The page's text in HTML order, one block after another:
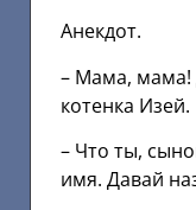
Анекдот.
– Мама, мама!
котенка Изей.
– Что ты,
имя. Давай